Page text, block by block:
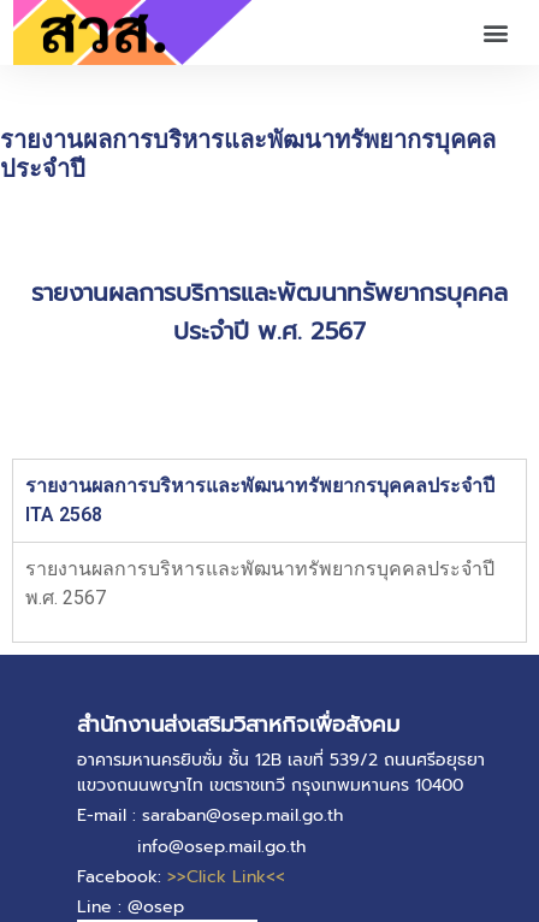
รายงานผลการบริหารและพัฒนาทรัพยากรบุคคล
ประจำปี
รายงานผลการบริการและพัฒนาทรัพยากรบุคคล
ประจำปี พ.ศ. 2567
รายงานผลการบริหารและพัฒนาทรัพยากรบุคคลประจำปี
ITA 2568
รายงานผลการบริหารและพัฒนาทรัพยากรบุคคลประจำปี
พ.ศ. 2567
สำนักงานส่งเสริมวิสาหกิจเพื่อสังคม
อาคารมหานครยิบซั่ม ชั้น 12B เลขที่ 539/2 ถนนศรีอยุธยา
แขวงถนนพญาไท เขตราชเทวี กรุงเทพมหานคร 10400
E-mail : saraban@osep.mail.go.th
info@osep.mail.go.th
Facebook: >>Click Link<<
Line : @osep